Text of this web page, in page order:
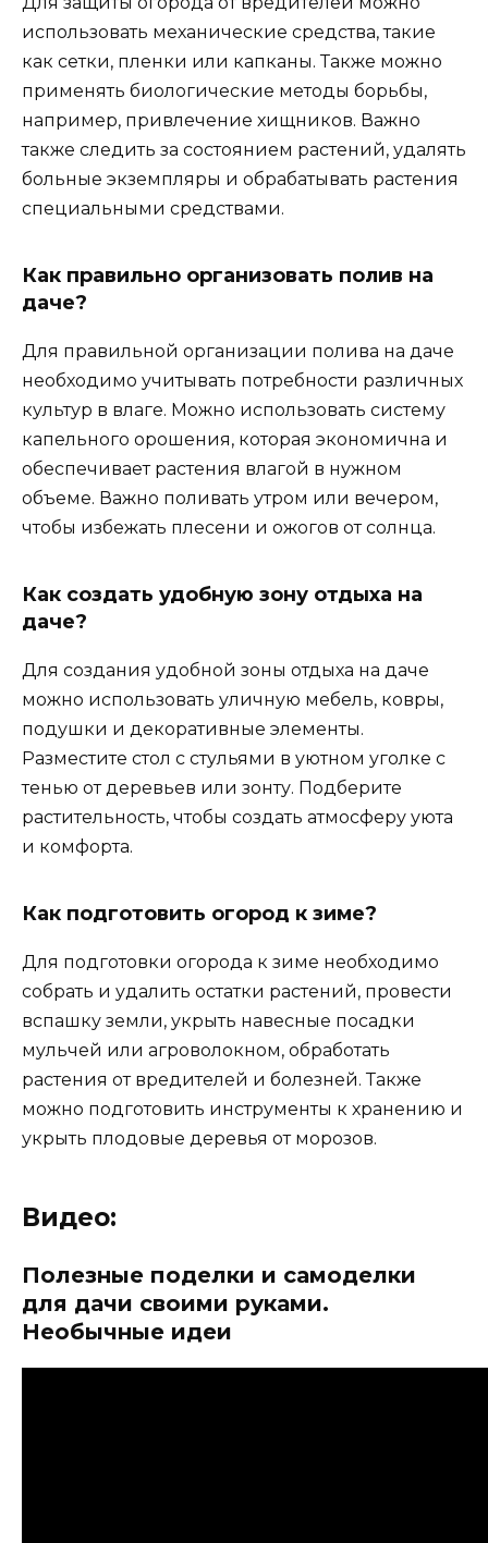
использовать механические средства, такие
как сетки, пленки или капканы. Также можно
применять биологические методы борьбы,
например, привлечение хищников. Важно
также следить за состоянием растений, удалять
больные экземпляры и обрабатывать растения
специальными средствами.
Как правильно организовать полив на
даче?
Для правильной организации полива на даче
необходимо учитывать потребности различных
культур в влаге. Можно использовать систему
капельного орошения, которая экономична и
обеспечивает растения влагой в нужном
объеме. Важно поливать утром или вечером,
чтобы избежать плесени и ожогов от солнца.
Как создать удобную зону отдыха на
даче?
Для создания удобной зоны отдыха на даче
можно использовать уличную мебель, ковры,
подушки и декоративные элементы.
Разместите стол с стульями в уютном уголке с
тенью от деревьев или зонту. Подберите
растительность, чтобы создать атмосферу уюта
и комфорта.
Как подготовить огород к зиме?
Для подготовки огорода к зиме необходимо
собрать и удалить остатки растений, провести
вспашку земли, укрыть навесные посадки
мульчей или агроволокном, обработать
растения от вредителей и болезней. Также
можно подготовить инструменты к хранению и
укрыть плодовые деревья от морозов.
Видео:
Полезные поделки и самоделки
для дачи своими руками.
Необычные идеи